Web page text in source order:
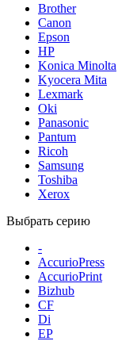
Brother
Canon
Epson
HP
Konica Minolta
Kyocera Mita
Lexmark
Oki
Panasonic
Pantum
Ricoh
Samsung
Toshiba
Xerox
Выбрать серию
-
AccurioPress
AccurioPrint
Bizhub
CF
Di
EP